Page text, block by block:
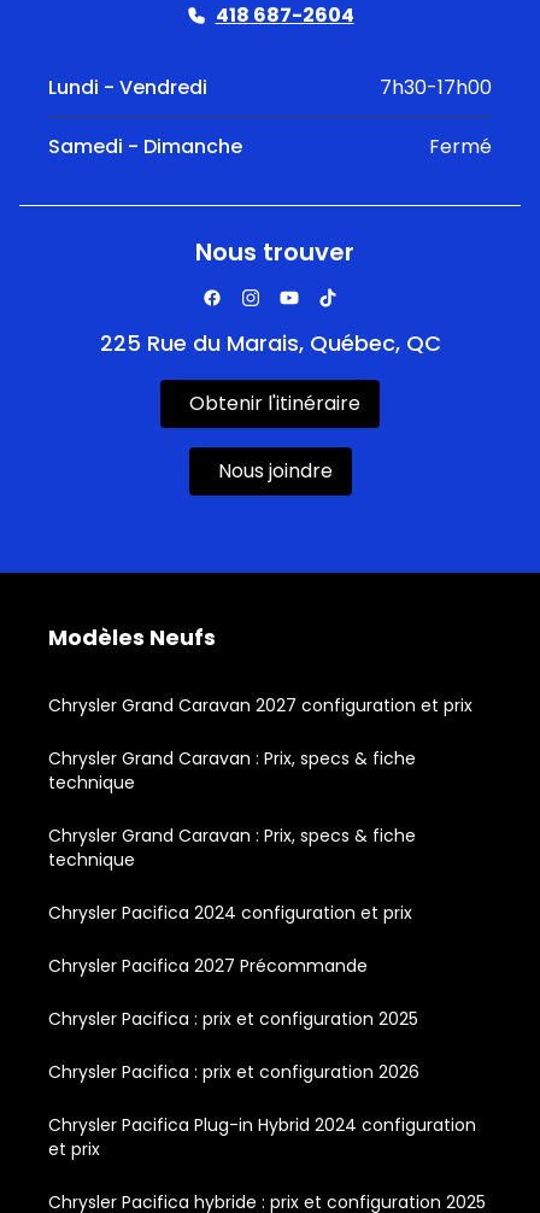
418 687-2604
Lundi - Vendredi 7h30-17h00
Samedi - Dimanche Fermé
Nous trouver
225 Rue du Marais, Québec, QC
Obtenir l'itinéraire
Nous joindre
Modèles Neufs
Chrysler Grand Caravan 2027 configuration et prix
Chrysler Grand Caravan : Prix, specs & fiche
technique
Chrysler Grand Caravan : Prix, specs & fiche
technique
Chrysler Pacifica 2024 configuration et prix
Chrysler Pacifica 2027 Précommande
Chrysler Pacifica : prix et configuration 2025
Chrysler Pacifica : prix et configuration 2026
Chrysler Pacifica Plug-in Hybrid 2024 configuration
et prix
Chrysler Pacifica hybride : prix et configuration 2025